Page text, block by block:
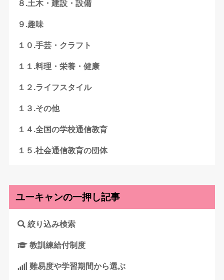
８.土木・建設・設備
９.趣味
１０.手芸・クラフト
１１.料理・栄養・健康
１２.ライフスタイル
１３.その他
１４.全国の学校通信教育
１５.社会通信教育の団体
ユーキャンの一押し記事
絞り込み検索
教訓練給付制度
難易度や学習期間から選ぶ